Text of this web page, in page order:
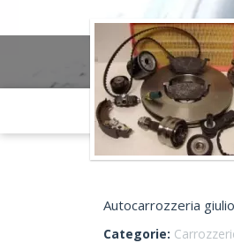
Autocarrozzeria
Categorie: